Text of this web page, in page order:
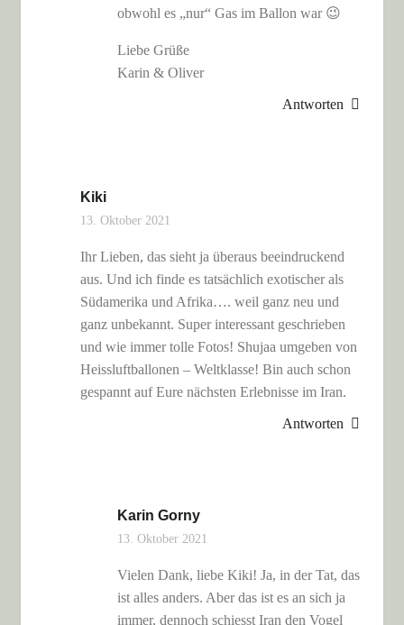
obwohl es „nur“ Gas im Ballon war 😉
Liebe Grüße
Karin & Oliver
Antworten
Kiki
13. Oktober 2021
Ihr Lieben, das sieht ja überaus beeindruckend
aus. Und ich finde es tatsächlich exotischer als
Südamerika und Afrika…. weil ganz neu und
ganz unbekannt. Super interessant geschrieben
und wie immer tolle Fotos! Shujaa umgeben von
Heissluftballonen – Weltklasse! Bin auch schon
gespannt auf Eure nächsten Erlebnisse im Iran.
Antworten
Karin Gorny
13. Oktober 2021
Vielen Dank, liebe Kiki! Ja, in der Tat, das
ist alles anders. Aber das ist es an sich ja
immer, dennoch schiesst Iran den Vogel